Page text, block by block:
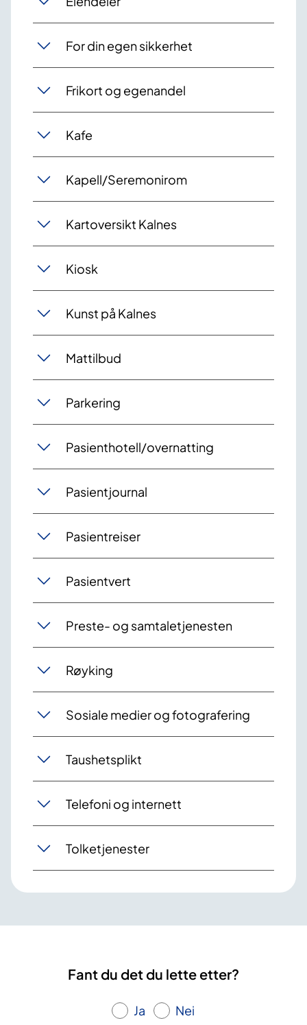
For din egen sikkerhet
Frikort og egenandel
Kafe
Kapell/Seremonirom
Kartoversikt Kalnes
Kiosk
Kunst på Kalnes
Mattilbud
Parkering
Pasienthotell/overnatting
Pasientjournal
Pasientreiser
Pasientvert
Preste- og samtaletjenesten
Røyking
Sosiale medier og fotografering
Taushetsplikt
Telefoni og internett
Tolketjenester
Fant du det du lette etter?
Ja Nei